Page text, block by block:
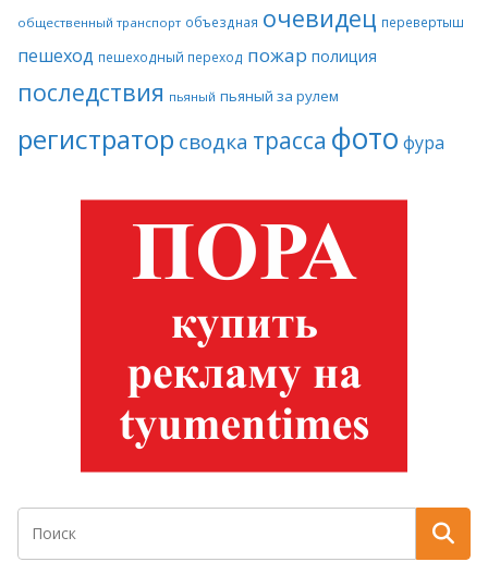
общественный транспорт объездная очевидец перевертыш
пешеход пешеходный переход пожар полиция
последствия пьяный пьяный за рулем
регистратор сводка трасса фото фура